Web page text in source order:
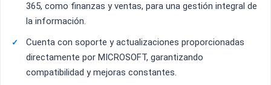
365, como finanzas y ventas, para una gestión integral de
la información.
Cuenta con soporte y actualizaciones proporcionadas
directamente por MICROSOFT, garantizando
compatibilidad y mejoras constantes.